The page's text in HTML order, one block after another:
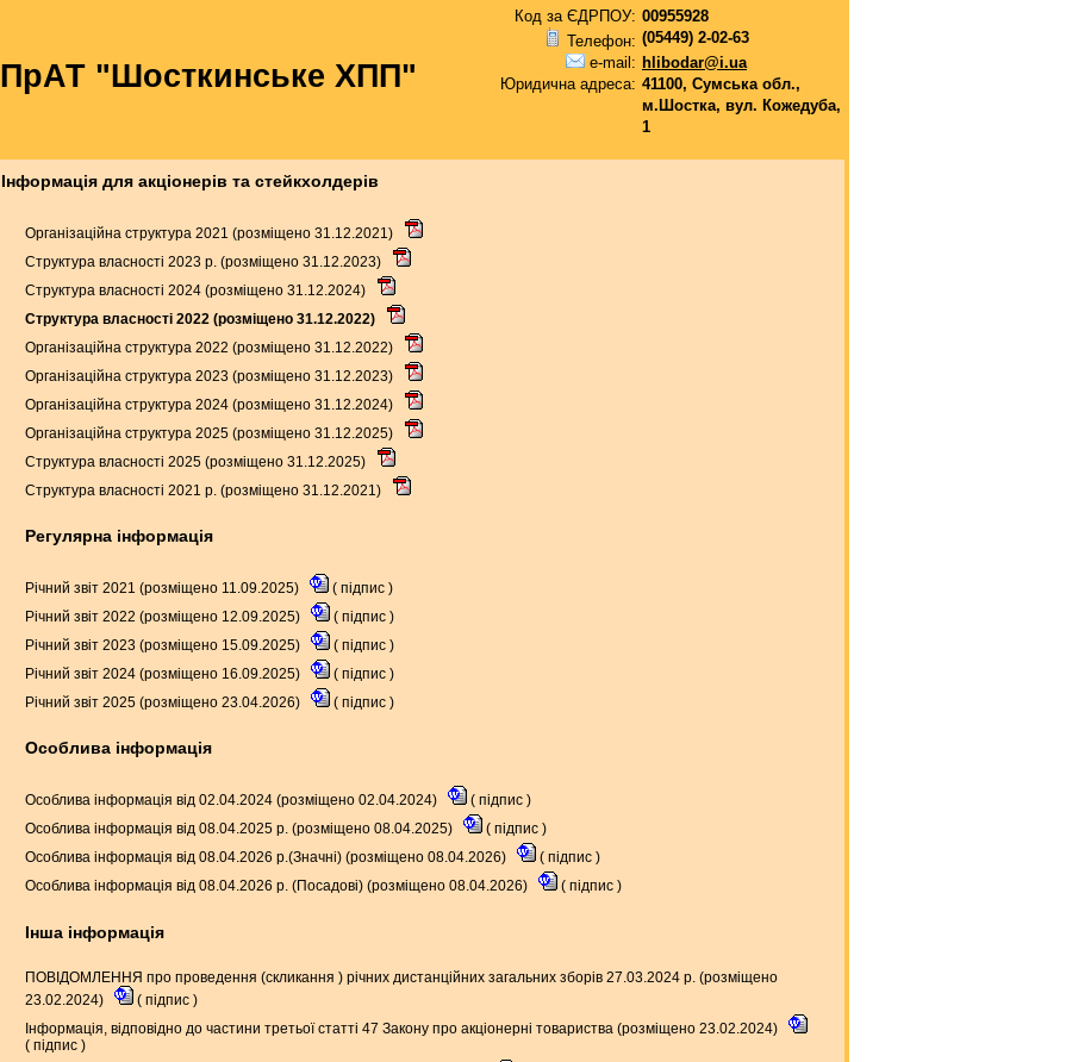
ПрАТ "Шосткинське ХПП"
Код за ЄДРПОУ: 00955928
Телефон: (05449) 2-02-63
e-mail: hlibodar@i.ua
Юридична адреса: 41100, Сумська обл.,
м.Шостка, вул. Кожедуба,
1
Інформація для акціонерів та стейкхолдерів
Організаційна структура 2021 (розміщено 31.12.2021)
Структура власності 2023 р. (розміщено 31.12.2023)
Структура власності 2024 (розміщено 31.12.2024)
Структура власності 2022 (розміщено 31.12.2022)
Організаційна структура 2022 (розміщено 31.12.2022)
Організаційна структура 2023 (розміщено 31.12.2023)
Організаційна структура 2024 (розміщено 31.12.2024)
Організаційна структура 2025 (розміщено 31.12.2025)
Структура власності 2025 (розміщено 31.12.2025)
Структура власності 2021 р. (розміщено 31.12.2021)
Регулярна інформація
Річний звіт 2021 (розміщено 11.09.2025) ( підпис )
Річний звіт 2022 (розміщено 12.09.2025)
( підпис )
Річний звіт 2023 (розміщено 15.09.2025)
( підпис )
Річний звіт 2024 (розміщено 16.09.2025)
( підпис )
Річний звіт 2025 (розміщено 23.04.2026)
( підпис )
Особлива інформація
Особлива інформація від 02.04.2024 (розміщено 02.04.2024) ( підпис )
Особлива інформація від 08.04.2025 р. (розміщено 08.04.2025)
( підпис )
Особлива інформація від 08.04.2026 р.(Значні) (розміщено 08.04.2026)
( підпис )
Особлива інформація від 08.04.2026 р. (Посадові) (розміщено 08.04.2026)
( підпис )
Інша інформація
ПОВІДОМЛЕННЯ про проведення (скликання ) річних дистанційних загальних зборів 27.03.2024 р. (розміщено
23.02.2024)
( підпис )
Інформація, відповідно до частини третьої статті 47 Закону про акціонерні товариства (розміщено 23.02.2024)
( підпис )